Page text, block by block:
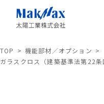
TOP
機能部材／オプション
ガラスクロス（建築基準法第22条